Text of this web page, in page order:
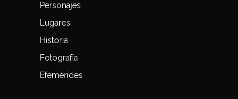
Personajes
Lugares
Historia
Fotografía
Efemérides